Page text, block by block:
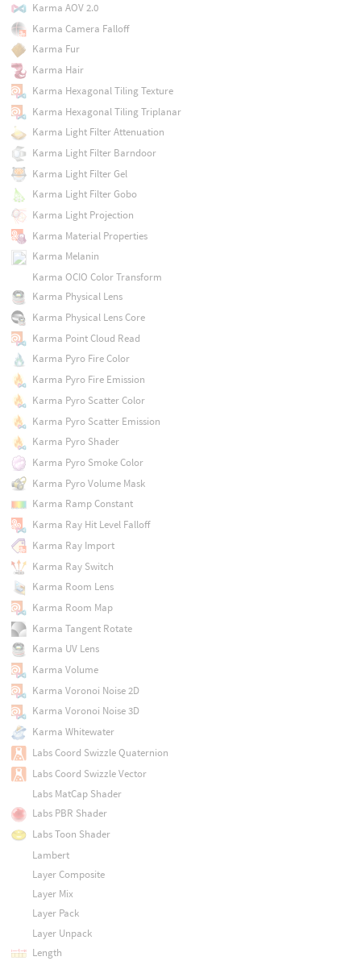
Karma AOV 2.0
Karma Camera Falloff
Karma Fur
Karma Hair
Karma Hexagonal Tiling Texture
Karma Hexagonal Tiling Triplanar
Karma Light Filter Attenuation
Karma Light Filter Barndoor
Karma Light Filter Gel
Karma Light Filter Gobo
Karma Light Projection
Karma Material Properties
Karma Melanin
Karma OCIO Color Transform
Karma Physical Lens
Karma Physical Lens Core
Karma Point Cloud Read
Karma Pyro Fire Color
Karma Pyro Fire Emission
Karma Pyro Scatter Color
Karma Pyro Scatter Emission
Karma Pyro Shader
Karma Pyro Smoke Color
Karma Pyro Volume Mask
Karma Ramp Constant
Karma Ray Hit Level Falloff
Karma Ray Import
Karma Ray Switch
Karma Room Lens
Karma Room Map
Karma Tangent Rotate
Karma UV Lens
Karma Volume
Karma Voronoi Noise 2D
Karma Voronoi Noise 3D
Karma Whitewater
Labs Coord Swizzle Quaternion
Labs Coord Swizzle Vector
Labs MatCap Shader
Labs PBR Shader
Labs Toon Shader
Lambert
Layer Composite
Layer Mix
Layer Pack
Layer Unpack
Length